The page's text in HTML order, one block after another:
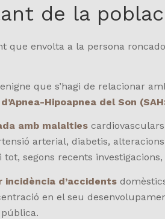
de la
que envolta a la persona
que s’hagi de relacionar
Hipoapnea del Son
amb malalties
arterial, diabetis,
segons recents investigacions,
d’accidents
en el seu